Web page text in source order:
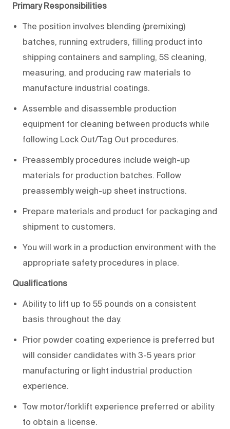
Primary Responsibilities
The position involves blending (premixing)
batches, running extruders, filling product into
shipping containers and sampling, 5S cleaning,
measuring, and producing raw materials to
manufacture industrial coatings.
Assemble and disassemble production
equipment for cleaning between products while
following Lock Out/Tag Out procedures.
Preassembly procedures include weigh-up
materials for production batches. Follow
preassembly weigh-up sheet instructions.
Prepare materials and product for packaging and
shipment to customers.
You will work in a production environment with the
appropriate safety procedures in place.
Qualifications
Ability to lift up to 55 pounds on a consistent
basis throughout the day.
Prior powder coating experience is preferred but
will consider candidates with 3-5 years prior
manufacturing or light industrial production
experience.
Tow motor/forklift experience preferred or ability
to obtain a license.